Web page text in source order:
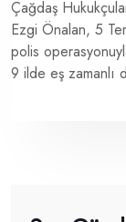
Çağdaş
Ezgi Önalan, 5
polis
9 ilde eş zamanlı